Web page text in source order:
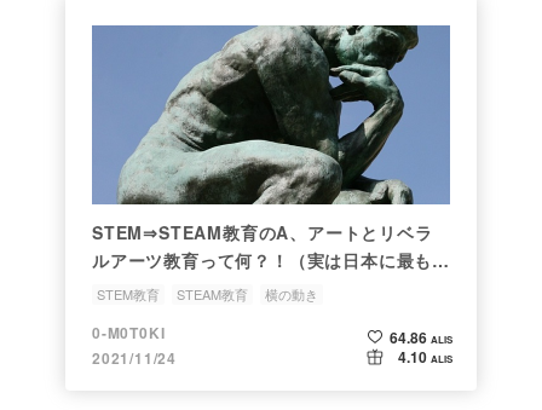
STEM⇒STEAM教育のA、アートとリベラ
ルアーツ教育って何？！（実は日本に最も欠
けているのがこれ）
STEM教育 STEAM教育
横の動き
リベラル・アーツ教育
0-M0T0KI
2021/11/24
64.86 ALIS
4.10 ALIS